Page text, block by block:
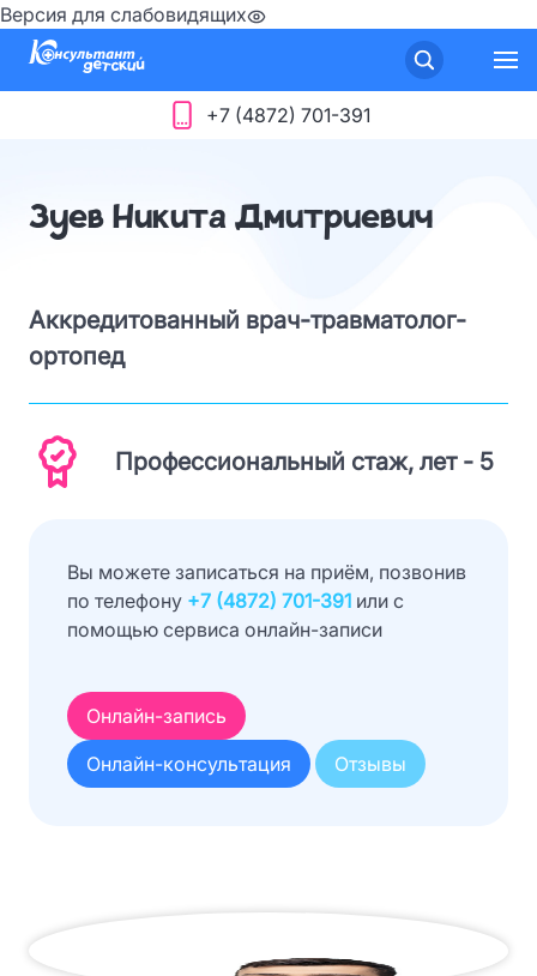
Версия для слабовидящих
+7 (4872) 701-391
Зуев Никита Дмитриевич
Аккредитованный врач-травматолог-
ортопед
Профессиональный стаж, лет - 5
Вы можете записаться на приём, позвонив
по телефону +7 (4872) 701-391 или с
помощью сервиса онлайн-записи
Онлайн-запись
Онлайн-консультация
Отзывы